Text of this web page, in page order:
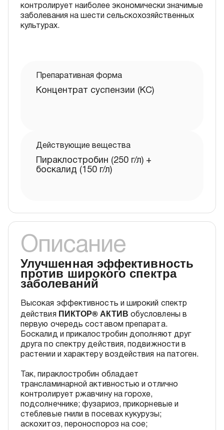
контролирует наиболее экономически значимые
заболевания на шести сельскохозяйственных
культурах.
Препаративная форма
Концентрат суспензии (КС)
Действующие вещества
Пираклостробин (250 г/л) +
боскалид (150 г/л)
Описание
Улучшенная эффективность
против широкого спектра
заболеваний
Высокая эффективность и широкий спектр
действия ПИКТОР® АКТИВ обусловлены в
первую очередь составом препарата.
Боскалид и прикалостробин дополняют друг
друга по спектру действия, подвижности в
растении и характеру воздействия на патоген.
Так, пираклостробин обладает
трансламинарной активностью и отлично
контролирует ржавчину на горохе,
подсолнечнике; фузариоз, прикорневые и
стеблевые гнили в посевах кукурузы;
аскохитоз, пероноспороз на сое;